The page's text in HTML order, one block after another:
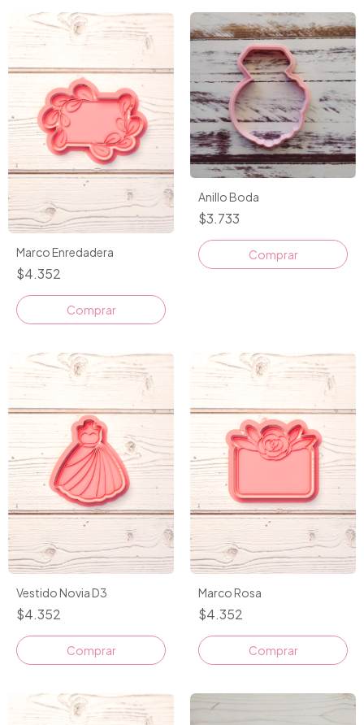
Marco Enredadera
$4.352
Comprar
Anillo Boda
$3.733
Vestido Novia D3
$4.352
Comprar
Marco Rosa
$4.352
Comprar